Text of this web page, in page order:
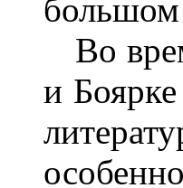
большом
Во
и